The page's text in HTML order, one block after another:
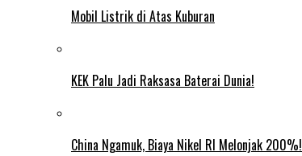
Mobil Listrik di Atas Kuburan
KEK Palu Jadi Raksasa Baterai Dunia!
China Ngamuk, Biaya Nikel RI Melonjak 200%!